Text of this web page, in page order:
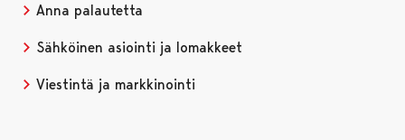
Anna palautetta
Sähköinen asiointi ja lomakkeet
Viestintä ja markkinointi